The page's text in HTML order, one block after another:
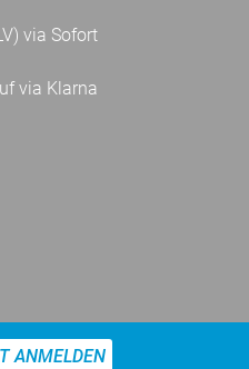
via Sofort
via Klarna
ANMELDEN